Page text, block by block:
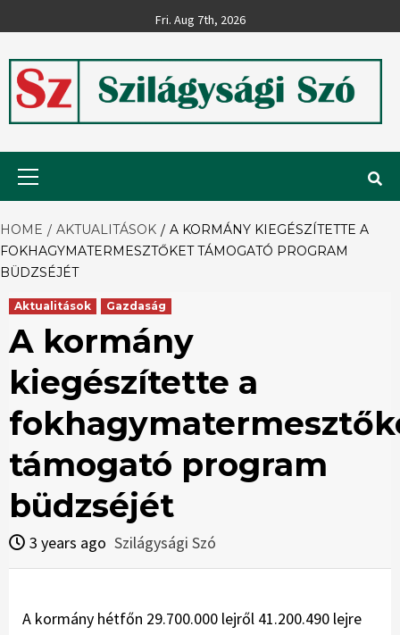
to
Fri. Aug 7th, 2026
Szilágysági
Szó
HOME AKTUALITÁSOK
A KORMÁNY KIEGÉSZÍTETTE A
FOKHAGYMATERMESZTŐKET TÁMOGATÓ PROGRAM
BÜDZSÉJÉT
Aktualitások Gazdaság
A kormány
kiegészítette a
támogató program
büdzséjét
3 years ago Szilágysági Szó
A kormány hétfőn 29.700.000 lejről 41.200.490 lejre